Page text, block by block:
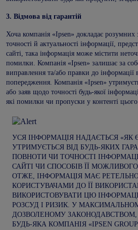
3. Відмова від гарантій
Хоча компанія «Ipsen» докладає розумних
точності й актуальності інформації,
сайті, така інформація може містити
помилки. Компанія «Ipsen» залишає за
виправлення та/або правки до інформації
попередження. Компанія «Ipsen»
або заяв щодо точності будь-якої
які помилки чи пропуски у контенті
УСЯ ІНФОРМАЦІЯ НАДАЄТЬСЯ «ЯК
УТРИМУЄТЬСЯ ВІД БУДЬ-ЯКИХ
ПОВНОТИ ЧИ ТОЧНОСТІ
САЙТІ ЧИ СПОСОБІВ ЇЇ
ОТЖЕ, ІНФОРМАЦІЯ МАЄ
КОРИСТУВАЧАМИ ДО ЇЇ
ВИКОРИСТОВУВАТИ ЦЮ
РОЗСУД І РИЗИК. У
ДОЗВОЛЕНОМУ ЗАКОНОДАВСТВОМ,
БУДЬ-ЯКА КОМПАНІЯ «IPSEN